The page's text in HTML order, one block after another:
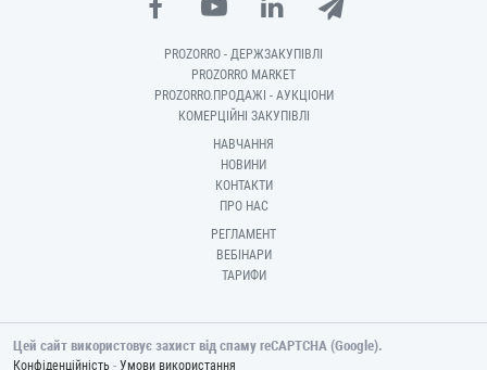
PROZORRO - ДЕРЖЗАКУПІВЛІ
PROZORRO MARKET
PROZORRO.ПРОДАЖІ - АУКЦІОНИ
КОМЕРЦІЙНІ ЗАКУПІВЛІ
НАВЧАННЯ
НОВИНИ
КОНТАКТИ
ПРО НАС
РЕГЛАМЕНТ
ВЕБІНАРИ
ТАРИФИ
Цей сайт використовує захист від спаму reCAPTCHA (Google).
Конфіденційність - Умови використання